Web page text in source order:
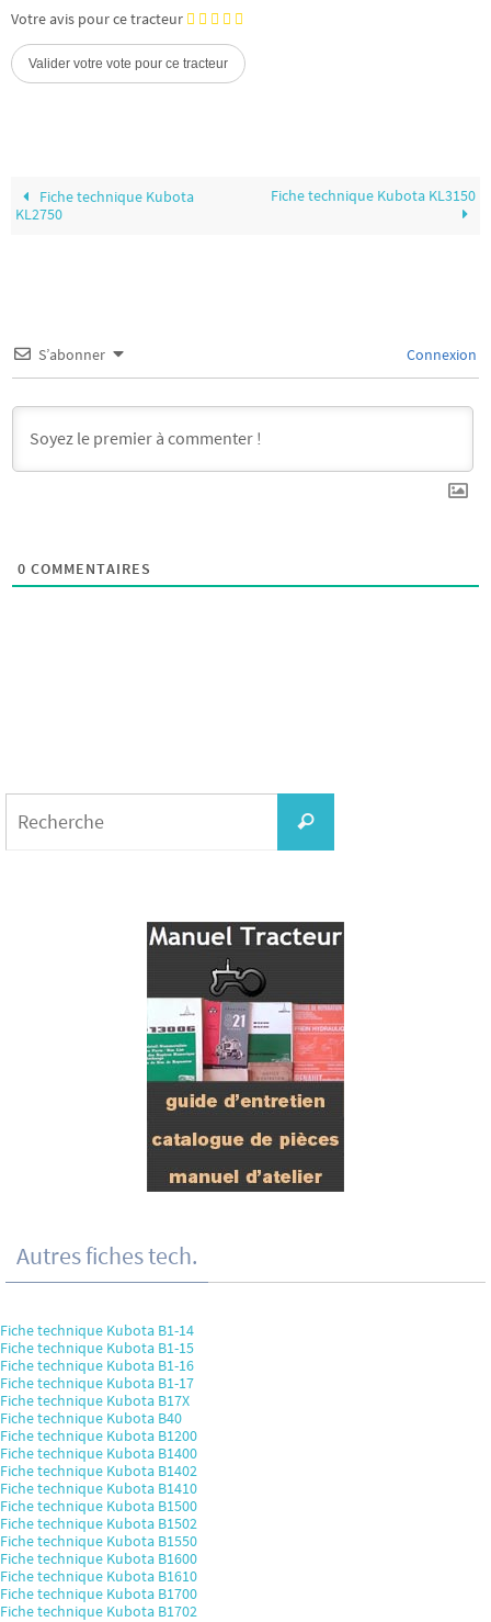
Votre avis pour ce tracteur
Fiche technique Kubota
KL2750
Fiche technique Kubota KL3150
S’abonner Connexion
0 COMMENTAIRES
Recherche
Autres fiches tech.
Fiche technique Kubota B1-14
Fiche technique Kubota B1-15
Fiche technique Kubota B1-16
Fiche technique Kubota B1-17
Fiche technique Kubota B17X
Fiche technique Kubota B40
Fiche technique Kubota B1200
Fiche technique Kubota B1400
Fiche technique Kubota B1402
Fiche technique Kubota B1410
Fiche technique Kubota B1500
Fiche technique Kubota B1502
Fiche technique Kubota B1550
Fiche technique Kubota B1600
Fiche technique Kubota B1610
Fiche technique Kubota B1700
Fiche technique Kubota B1702